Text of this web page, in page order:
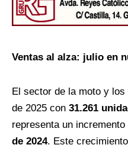
Ventas al alza: julio en
El sector de la moto y
de 2025 con 31.261
representa un incremento
de 2024. Este